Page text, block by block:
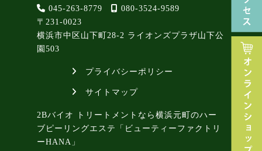
045-263-8779
080-3524-9589
〒231-0023
横浜市中区山下町28-2 ライオンズプラザ山下公
園503
プライバシーポリシー
サイトマップ
2Bバイオ トリートメントなら横浜元町のハー
ブピーリングエステ「ビューティーファクトリ
ーHANA」